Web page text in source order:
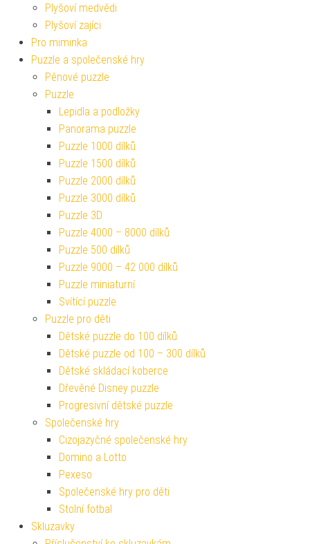
Plyšoví medvědi
Plyšoví zajíci
Pro miminka
Puzzle a společenské hry
Pěnové puzzle
Puzzle
Lepidla a podložky
Panorama puzzle
Puzzle 1000 dílků
Puzzle 1500 dílků
Puzzle 2000 dílků
Puzzle 3000 dílků
Puzzle 3D
Puzzle 4000 – 8000 dílků
Puzzle 500 dílků
Puzzle 9000 – 42 000 dílků
Puzzle miniaturní
Svítící puzzle
Puzzle pro děti
Dětské puzzle do 100 dílků
Dětské puzzle od 100 – 300 dílků
Dětské skládací koberce
Dřevěné Disney puzzle
Progresivní dětské puzzle
Společenské hry
Cizojazyčné společenské hry
Domino a Lotto
Pexeso
Společenské hry pro děti
Stolní fotbal
Skluzavky